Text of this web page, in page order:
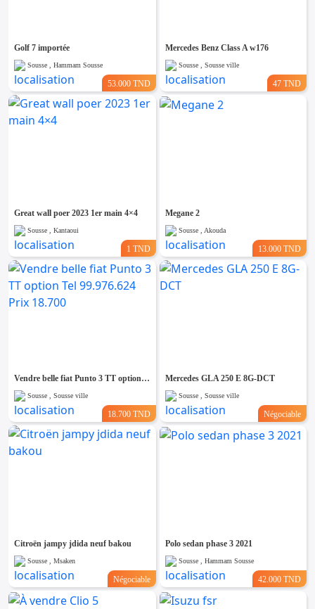
Golf 7 importée
Sousse , Hammam Sousse
53.000 TND
Mercedes Benz Class A w176
Sousse , Sousse ville
47 TND
Great wall poer 2023 1er main 4×4
Sousse , Kantaoui
1 TND
Megane 2
Sousse , Akouda
13.000 TND
Vendre belle fiat Punto 3 TT option Tel 99.976.624 Prix 18.700
Sousse , Sousse ville
18.700 TND
Mercedes GLA 250 E 8G-DCT
Sousse , Sousse ville
Négociable
Citroën jampy jdida neuf bakou
Sousse , Msaken
Négociable
Polo sedan phase 3 2021
Sousse , Hammam Sousse
42.000 TND